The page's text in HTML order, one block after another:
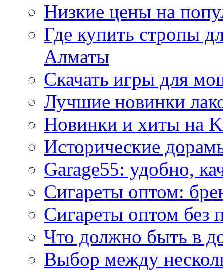
Низкие цены на
Где купить стропы
Алматы
Скачать игры для
Лучшие новинки
Новинки и хиты на
Исторические
Garage55: удобно,
Сигареты оптом:
Сигареты оптом без
Что должно быть в
Выбор между